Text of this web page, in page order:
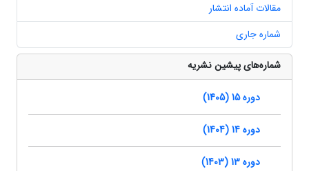
مقالات آماده انتشار
شماره جاری
شماره‌های پیشین نشریه
دوره 15 (1405)
دوره 14 (1404)
دوره 13 (1403)